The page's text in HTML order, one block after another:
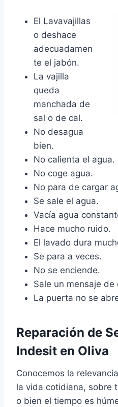
El Lavavajillas
o deshace
adecuadamen
te el jabón.
La vajilla
queda
manchada de
sal o de cal.
No desagua
bien.
No calienta el agua.
No coge agua.
No para de cargar
Se sale el agua.
Vacía agua
Hace mucho ruido.
El lavado dura
Se para a veces.
No se enciende.
Sale un mensaje de
La puerta no se
Reparación de
Indesit en Oliva
Conocemos la
la vida cotidiana, sobre
o bien el tiempo es